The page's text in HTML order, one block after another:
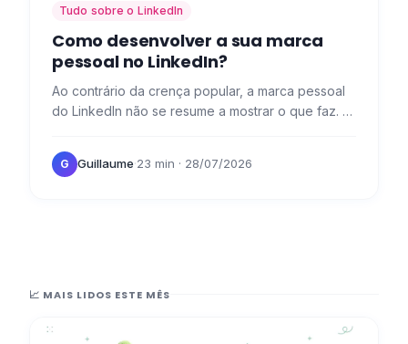
Tudo sobre o LinkedIn
Como desenvolver a sua marca
pessoal no LinkedIn?
Ao contrário da crença popular, a marca pessoal
do LinkedIn não se resume a mostrar o que faz. 👀
a sua…
G Guillaume·23 min · 28/07/2026
📈 MAIS LIDOS ESTE MÊS